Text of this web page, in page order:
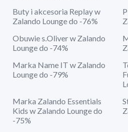
Buty i akcesoria Replay w
Zalando Lounge do -76%
Obuwie s.Oliver w Zalando
Lounge do -74%
Marka Name IT w Zalando
Lounge do -79%
Marka Zalando Essentials
Kids w Zalando Lounge do
-75%